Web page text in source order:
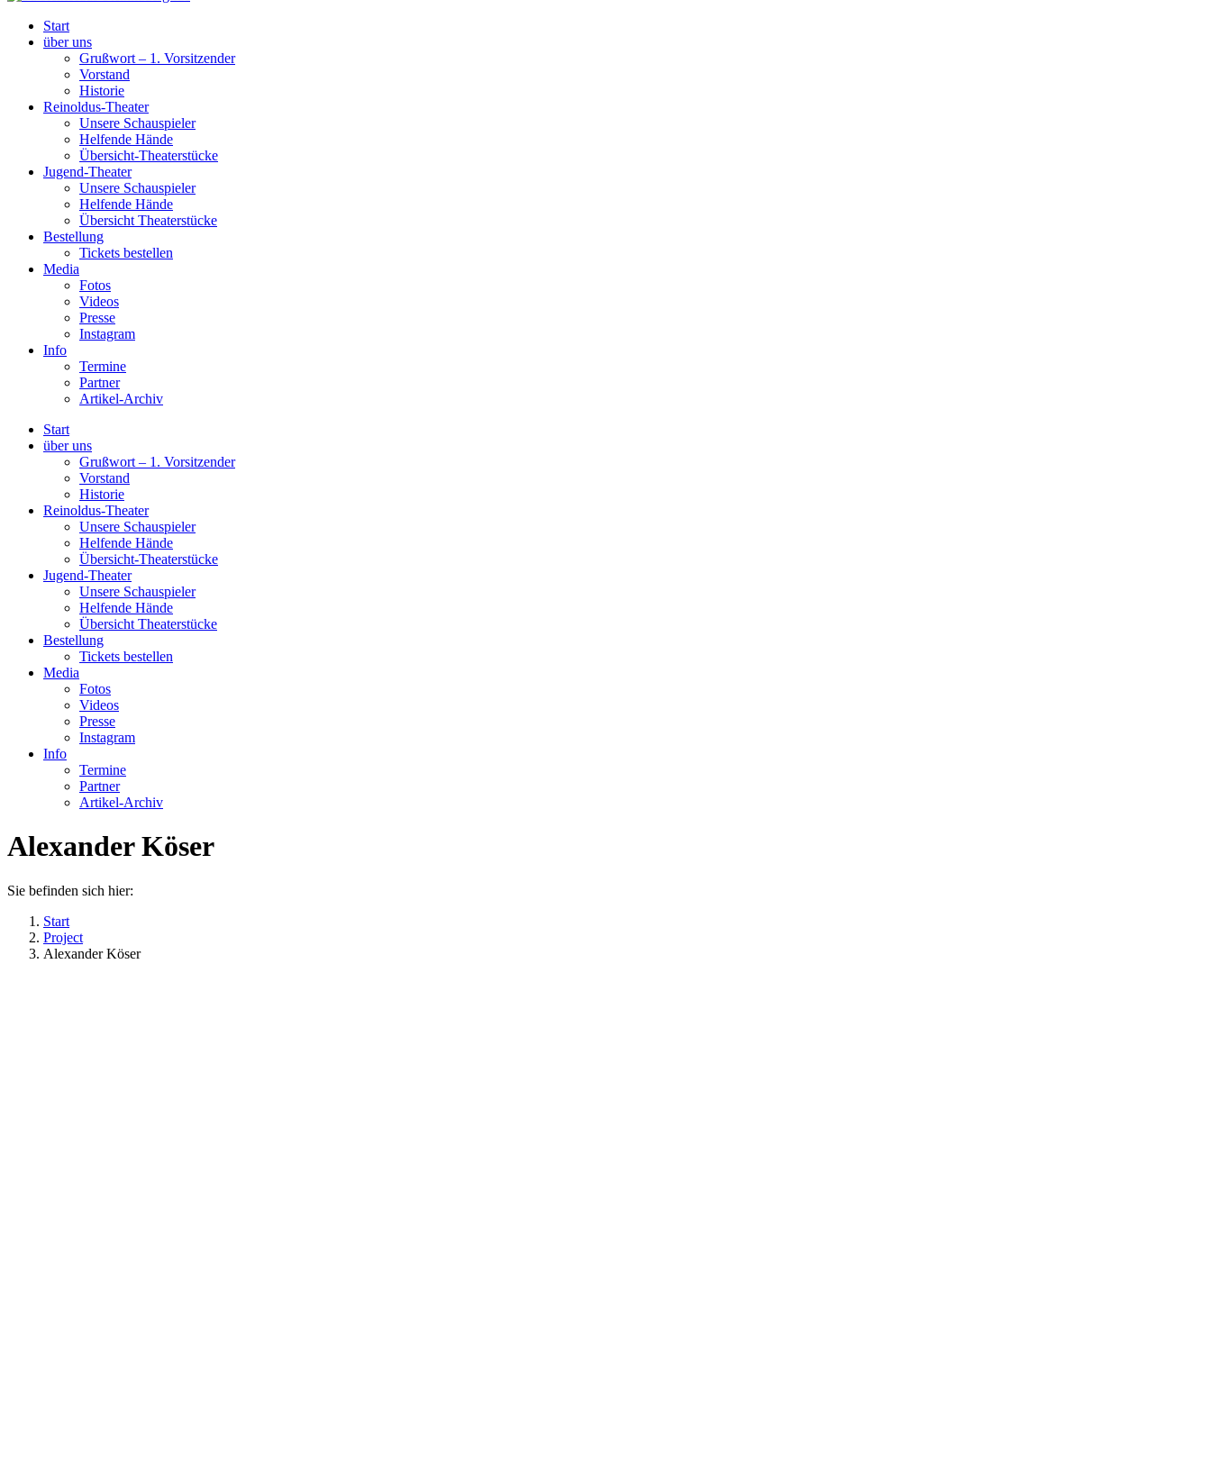
Start
über uns
Grußwort – 1. Vorsitzender
Vorstand
Historie
Reinoldus-Theater
Unsere Schauspieler
Helfende Hände
Übersicht-Theaterstücke
Jugend-Theater
Unsere Schauspieler
Helfende Hände
Übersicht Theaterstücke
Bestellung
Tickets bestellen
Media
Fotos
Videos
Presse
Instagram
Info
Termine
Partner
Artikel-Archiv
Start
über uns
Grußwort – 1. Vorsitzender
Vorstand
Historie
Reinoldus-Theater
Unsere Schauspieler
Helfende Hände
Übersicht-Theaterstücke
Jugend-Theater
Unsere Schauspieler
Helfende Hände
Übersicht Theaterstücke
Bestellung
Tickets bestellen
Media
Fotos
Videos
Presse
Instagram
Info
Termine
Partner
Artikel-Archiv
Alexander Köser
Sie befinden sich hier:
Start
Project
Alexander Köser